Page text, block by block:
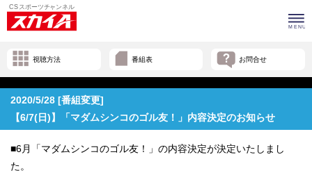
視聴方法 番組表 お問合せ
2020/5/28 [番組変更]
【6/7(日)】「マダムシンコのゴル友！」内容決定のお知らせ
■6月「マダムシンコのゴル友！」の内容決定が決定いたしまし
た。